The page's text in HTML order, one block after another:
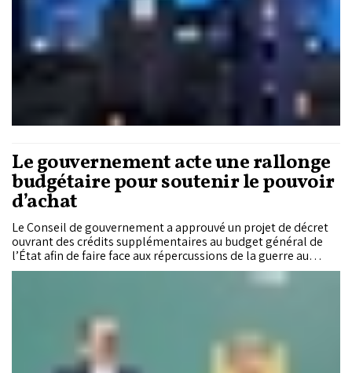
Le gouvernement acte une rallonge
budgétaire pour soutenir le pouvoir
d’achat
Le Conseil de gouvernement a approuvé un projet de décret
ouvrant des crédits supplémentaires au budget général de
l’État afin de faire face aux répercussions de la guerre au
Moyen-Orient, de soutenir les prix du gaz butane et de
l’électricité, mais aussi de financer les mesures d’urgence